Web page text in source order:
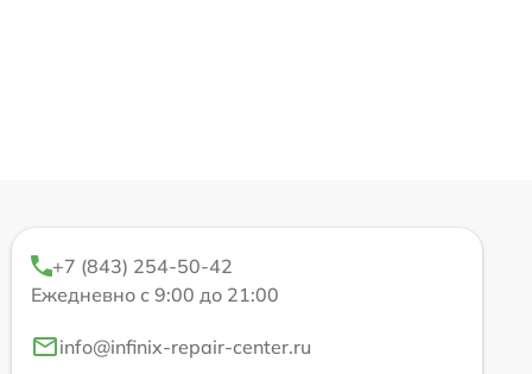
+7 (843) 254-50-42
Ежедневно с 9:00 до 21:00
info@infinix-repair-center.ru